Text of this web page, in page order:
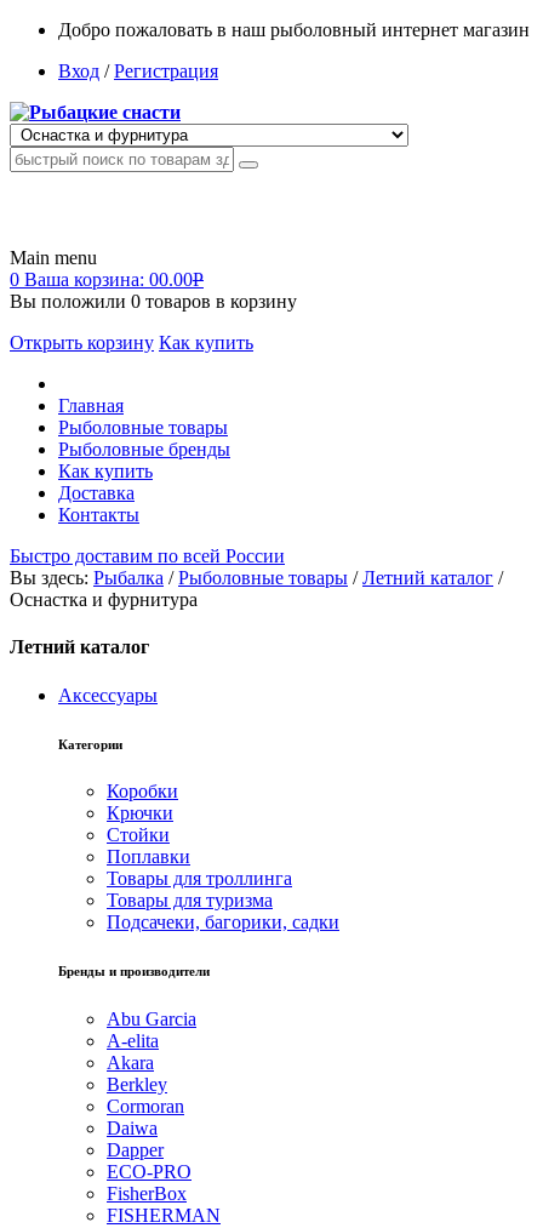
Добро пожаловать в наш рыболовный интернет магазин
Вход /Регистрация
Main menu
0 Ваша корзина: 00.00Р
Вы положили 0 товаров в корзину
Открыть корзину Как купить
Главная
Рыболовные товары
Рыболовные бренды
Как купить
Доставка
Контакты
Быстро доставим по всей России
Вы здесь: Рыбалка /Рыболовные товары /Летний каталог /
Оснастка и фурнитура
Летний каталог
Аксессуары
Категории
Коробки
Крючки
Стойки
Поплавки
Товары для троллинга
Товары для туризма
Подсачеки, багорики, садки
Бренды и производители
Abu Garcia
A-elita
Akara
Berkley
Cormoran
Daiwa
Dapper
ECO-PRO
FisherBox
FISHERMAN